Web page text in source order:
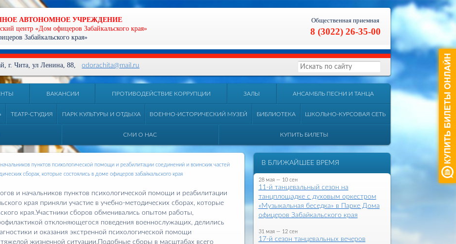
Общественная приемная
8 (3022) 26-35-00
АВТОНОМНОЕ УЧРЕЖДЕНИЕ
центр «Дом офицеров Забайкальского края»
Забайкальского края»
г. Чита, ул Ленина, 88,odorachita@mail.ru
ВАКАНСИИ ПРОТИВОДЕЙСТВИЕ КОРРУПЦИИ ЗАЛЫ АНСАМБЛЬ ПЕСНИ И ТАНЦА
ТЕАТР-СТУДИЯ ПАРК КУЛЬТУРЫ И ОТДЫХА ВОЕННО-ИСТОРИЧЕСКИЙ МУЗЕЙ БИБЛИОТЕКА ШКОЛЬНО-КУРСОВАЯ СЕТЬ
СМИ О НАС КУПИТЬ БИЛЕТЫ
пунктов психологической помощи и реабилитации соединений и воинских частей
сборах, которые состоялись в доме офицеров забайкальского края
и начальников пунктов психологической помощи и реабилитации
края приняли участие в учебно-методических сборах, которые
края.Участники сборов обменивались опытом работы,
отклоняющегося поведения военнослужащих, делились
и оказания экстренной психологической помощи
жизненной ситуации.Подобные сборы в масштабах всего
В БЛИЖАЙШЕЕ ВРЕМЯ
28 мая — 10 сен
11-й танцевальный сезон на
танцплощадке с духовым оркестром
«Музыкальная беседка» в Парке Дома
офицеров Забайкальского края
31 мая — 12 сен
17-й сезон танцевальных вечеров